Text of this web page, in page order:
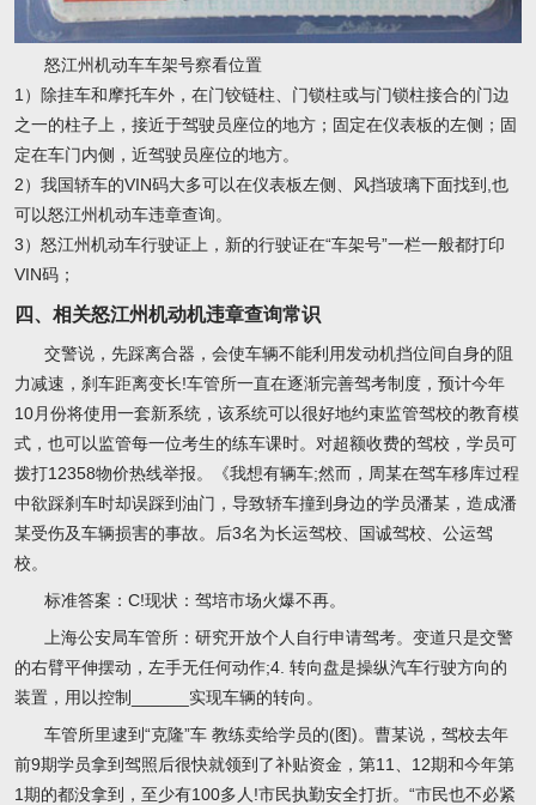
怒江州机动车车架号察看位置
1）除挂车和摩托车外，在门铰链柱、门锁柱或与门锁柱接合的门边
之一的柱子上，接近于驾驶员座位的地方；固定在仪表板的左侧；固
定在车门内侧，近驾驶员座位的地方。
2）我国轿车的VIN码大多可以在仪表板左侧、风挡玻璃下面找到,也
可以怒江州机动车违章查询。
3）怒江州机动车行驶证上，新的行驶证在“车架号”一栏一般都打印
VIN码；
四、相关怒江州机动机违章查询常识
交警说，先踩离合器，会使车辆不能利用发动机挡位间自身的阻
力减速，刹车距离变长!车管所一直在逐渐完善驾考制度，预计今年
10月份将使用一套新系统，该系统可以很好地约束监管驾校的教育模
式，也可以监管每一位考生的练车课时。对超额收费的驾校，学员可
拨打12358物价热线举报。《我想有辆车;然而，周某在驾车移库过程
中欲踩刹车时却误踩到油门，导致轿车撞到身边的学员潘某，造成潘
某受伤及车辆损害的事故。后3名为长运驾校、国诚驾校、公运驾
校。
标准答案：C!现状：驾培市场火爆不再。
上海公安局车管所：研究开放个人自行申请驾考。变道只是交警
的右臂平伸摆动，左手无任何动作;4. 转向盘是操纵汽车行驶方向的
装置，用以控制______实现车辆的转向。
车管所里逮到“克隆”车 教练卖给学员的(图)。曹某说，驾校去年
前9期学员拿到驾照后很快就领到了补贴资金，第11、12期和今年第
1期的都没拿到，至少有100多人!市民执勤安全打折。“市民也不必紧